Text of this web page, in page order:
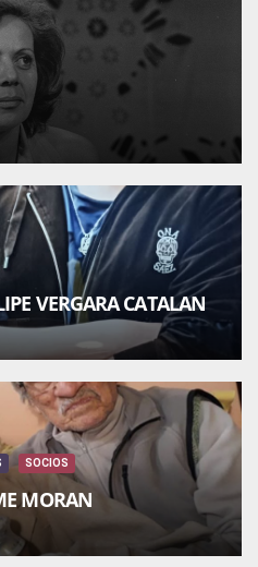
VERGARA CATALAN
SOCIOS
MORAN